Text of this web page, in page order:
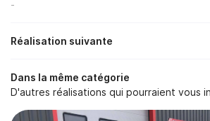
-
Réalisation suivante
Dans la même catégorie
D'autres réalisations qui pourraient vous